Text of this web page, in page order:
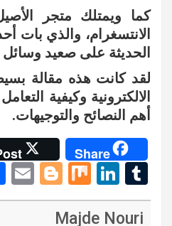
كما ويمتلك متجر
الانتسغرام، والذي بات
الحديثة على صعيد وسائل
لقد كانت هذه مقالة
الالكترونية وكيفية
أهم النصائح والتوجيهات.
Share
T
u
m
Li
n
ke
M
ix
Bl
o
Majde Nouri